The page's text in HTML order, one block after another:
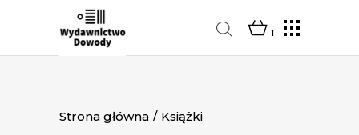
1
Strona główna / Książki